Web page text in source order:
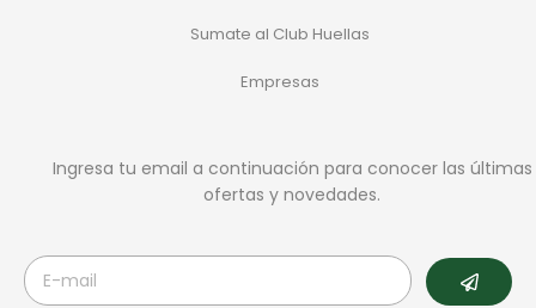
Sumate al Club Huellas
Empresas
Ingresa tu email a continuación para conocer las últimas
ofertas y novedades.